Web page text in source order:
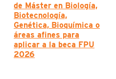
de Máster en Biología,
Biotecnología,
Genética, Bioquímica o
áreas afines para
aplicar a la beca FPU
2026